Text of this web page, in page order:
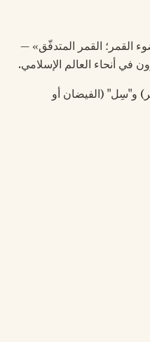
القمر؛ القمر المتدفّق» —
في أنحاء العالم الإسلامي.
و"سِل" (الفيضان أو